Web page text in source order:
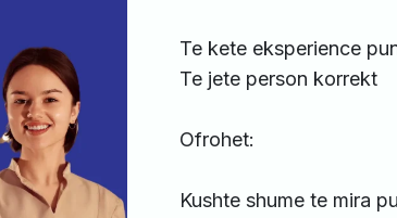
Te kete eksperience
Te jete person korrekt
Ofrohet:
Kushte shume te mira